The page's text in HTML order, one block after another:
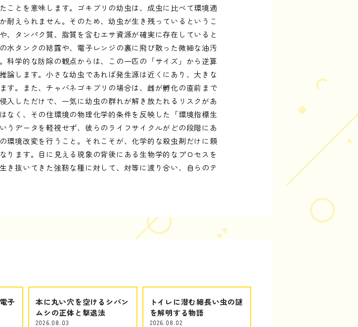
ことを意味します。ゴキブリの幼虫は、成虫に比べて環境適
耐えられません。そのため、幼虫が生き残っているというこ
、タンパク質、脂質を含むエサ資源が確実に存在していると
水タンクの結露や、電子レンジの裏に飛び散った微細な油汚
科学的な防除の観点からは、この一匹の「サイズ」から逆算
論します。小さな幼虫であれば発生源は近くにあり、大きな
す。また、チャバネゴキブリの場合は、雌が孵化の直前まで
入しただけで、一気に幼虫の群れが解き放たれるリスクがあ
なく、その住環境の物理化学的条件を反映した「環境指標生
うデータを軽視せず、彼らのライフサイクルがどの段階にあ
環境改変を行うこと。それこそが、化学的な殺虫剤だけに頼
ります。目に見える現象の背後にある生物学的なプロセスを
き抜いてきた強靭な種に対して、対等に渡り合い、自らのテ
子
本に丸い穴を空けるシバン
ムシの正体と撃退法
2026.08.03
トイレに潜む細長い虫の謎
を解明する物語
2026.08.02